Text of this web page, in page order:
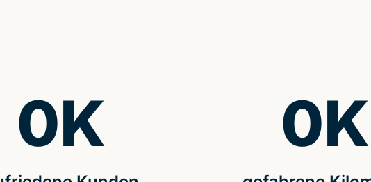
0K 0K